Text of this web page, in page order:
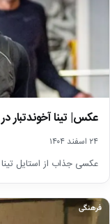
عکس| تینا آخوندتبار در 25 سالگی با استایل زیبا در کلانتری
۲۴ اسفند ۱۴۰۴
عکسی جذاب از استایل تینا آخوندتبار در 25
فرهنگی